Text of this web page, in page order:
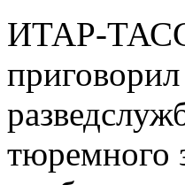
ИТАР-ТАСС
тюремного